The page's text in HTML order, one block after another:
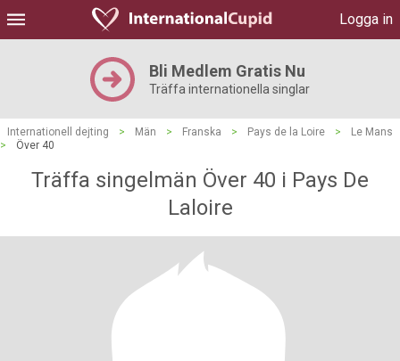
Logga in
Bli Medlem Gratis Nu
Träffa internationella singlar
Internationell dejting > Män > Franska > Pays de la Loire >
Le Mans
>
Över 40
Träffa singelmän Över 40 i Pays De
Laloire